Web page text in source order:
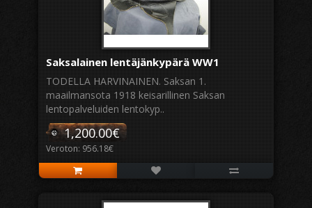
Saksalainen lentäjänkypärä WW1
TODELLA HARVINAINEN. Saksan 1.
maailmansota 1918 keisarillinen Saksan
lentopalveluiden lentokyp..
1,200.00€
Veroton: 956.18€